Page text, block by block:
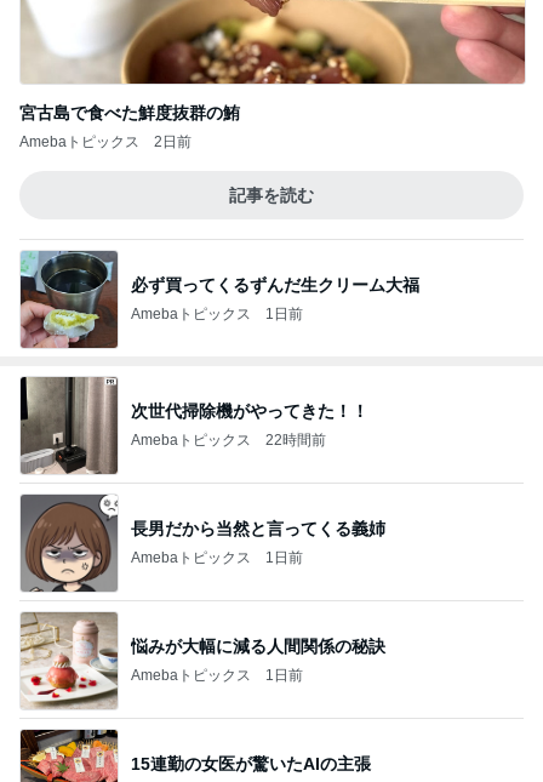
宮古島で食べた鮮度抜群の鮪
Amebaトピックス 2日前
記事を読む
必ず買ってくるずんだ生クリーム大福
Amebaトピックス 1日前
次世代掃除機がやってきた！！
Amebaトピックス 22時間前
長男だから当然と言ってくる義姉
Amebaトピックス 1日前
悩みが大幅に減る人間関係の秘訣
Amebaトピックス 1日前
15連勤の女医が驚いたAIの主張